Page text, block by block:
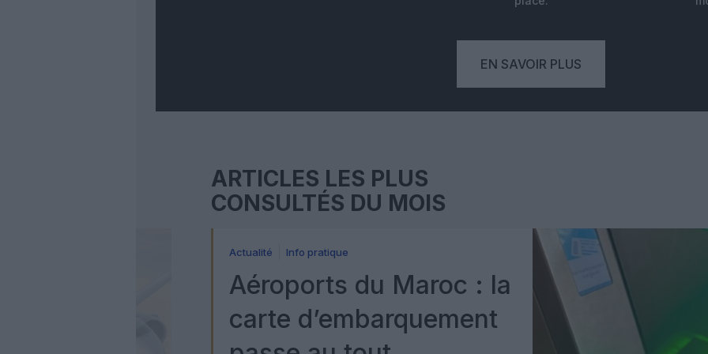
EN SAVOIR PLUS
ARTICLES LES PLUS
CONSULTÉS DU MOIS
Actualité Info pratique
Aéroports du Maroc : la
carte d’embarquement